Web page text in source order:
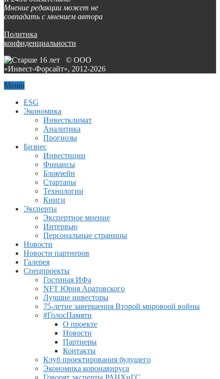
Мнение редакции может не
совпадать с мнением автора
Политика
конфиденциальности
© ООО
«Инвест-Форсайт», 2012-2026
Меню
ESG
Экономика
Инвестклимат
Аналитика
Прогнозы
Бизнес
Инвестиции
Финансы
Блокчейн
Стартапы
Технологии
Книги
Эксперты
Экспертное мнение
Интервью
Персональные страницы
Новости
Новости партнеров
Галерея
Спецпроекты
Гостиная ИФа
NFT Юрия Аратовского
Лучшие инвесторы
75-летие завершения Второй мировоой войны
#ГолосПамяти
О проекте
Новости
Партнеры
Контакты
Клуб проектирования будущего
Экономика коронавируса
Говорят эксперты РАНХиГС